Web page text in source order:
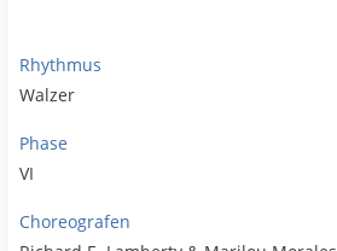
Rhythmus
Walzer
Phase
VI
Choreografen